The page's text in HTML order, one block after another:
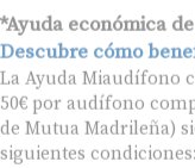
*Ayuda económica
Descubre cómo
La Ayuda Miaudífono
50€ por audífono
de Mutua Madrileña)
siguientes condiciones: